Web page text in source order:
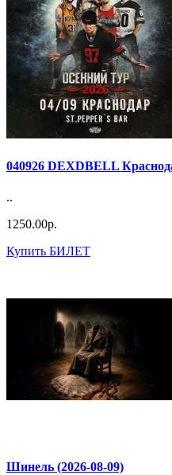
040926 DEXDBELL
..
1250.00р.
Купить БИЛЕТ
Шинель (2026-08-09)